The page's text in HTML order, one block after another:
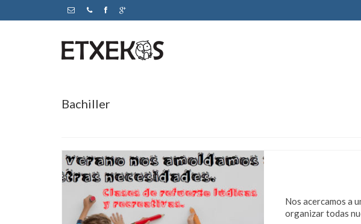
Bachiller
Nos acercamos a
organizar todas